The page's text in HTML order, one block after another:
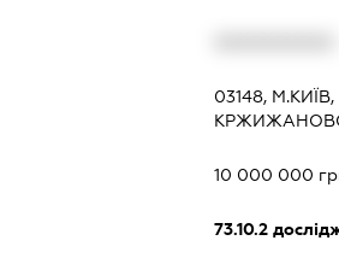
03148,
10 000 000
73.10.2